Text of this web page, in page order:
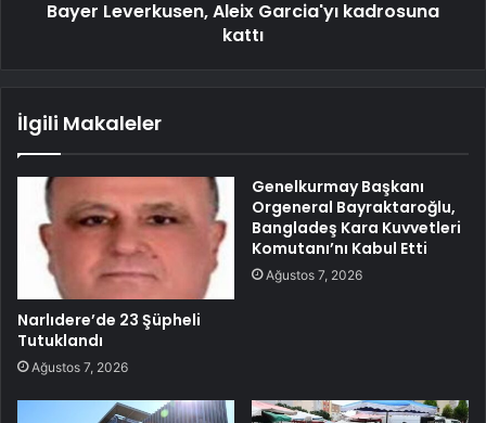
Bayer Leverkusen, Aleix Garcia'yı kadrosuna
kattı
İlgili Makaleler
Narlıdere’de 23 Şüpheli
Tutuklandı
Ağustos 7, 2026
Genelkurmay Başkanı
Orgeneral Bayraktaroğlu,
Bangladeş Kara Kuvvetleri
Komutanı’nı Kabul Etti
Ağustos 7, 2026